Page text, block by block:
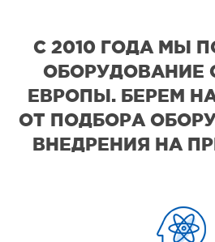
С 2010 ГОДА МЫ
ОБОРУДОВАНИЕ
ЕВРОПЫ. БЕРЕМ
ОТ ПОДБОРА
ВНЕДРЕНИЯ НА